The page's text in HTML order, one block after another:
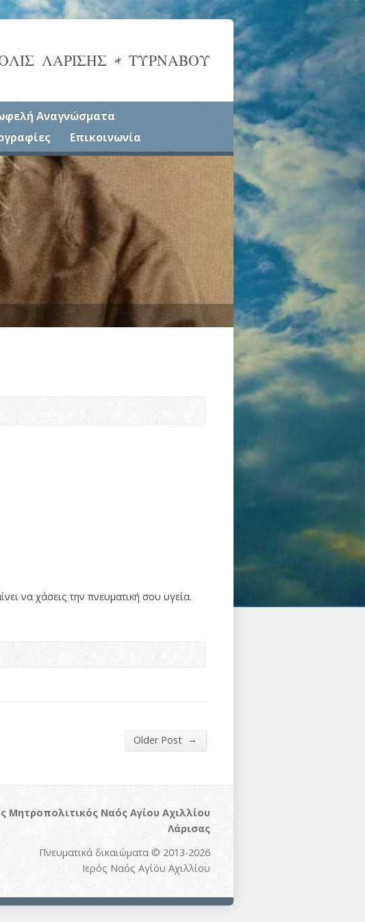
ΛΑΡΙΣΗΣ & ΤΥΡΝΑΒΟΥ
Αναγνώσματα
Επικοινωνία
να χάσεις την πνευματική σου υγεία.
Older Post →
Μητροπολιτικός Ναός Αγίου Αχιλλίου
Λάρισας
Πνευματικά δικαιώματα © 2013-2026
Ιερός Ναός Αγίου Αχιλλίου